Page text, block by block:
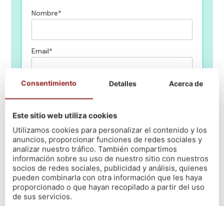
Nombre*
Email*
Teléfono*
¿En qué centro de NÓS quieres estudiar?
Mensaje
He leido y acepto la política de privacidad
Consentimiento Detalles Acerca de
Este sitio web utiliza cookies
Utilizamos cookies para personalizar el contenido y los
anuncios, proporcionar funciones de redes sociales y
analizar nuestro tráfico. También compartimos
información sobre su uso de nuestro sitio con nuestros
socios de redes sociales, publicidad y análisis, quienes
pueden combinarla con otra información que les haya
proporcionado o que hayan recopilado a partir del uso
de sus servicios.